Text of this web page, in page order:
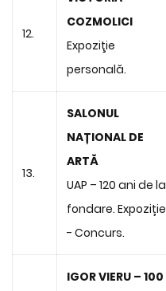
12.
COZMOLICI
Expoziţie
personală.
13.
SALONUL
NAȚIONAL DE
ARTĂ
UAP – 120 ani de la
fondare. Expoziție
- Concurs.
IGOR VIERU – 100